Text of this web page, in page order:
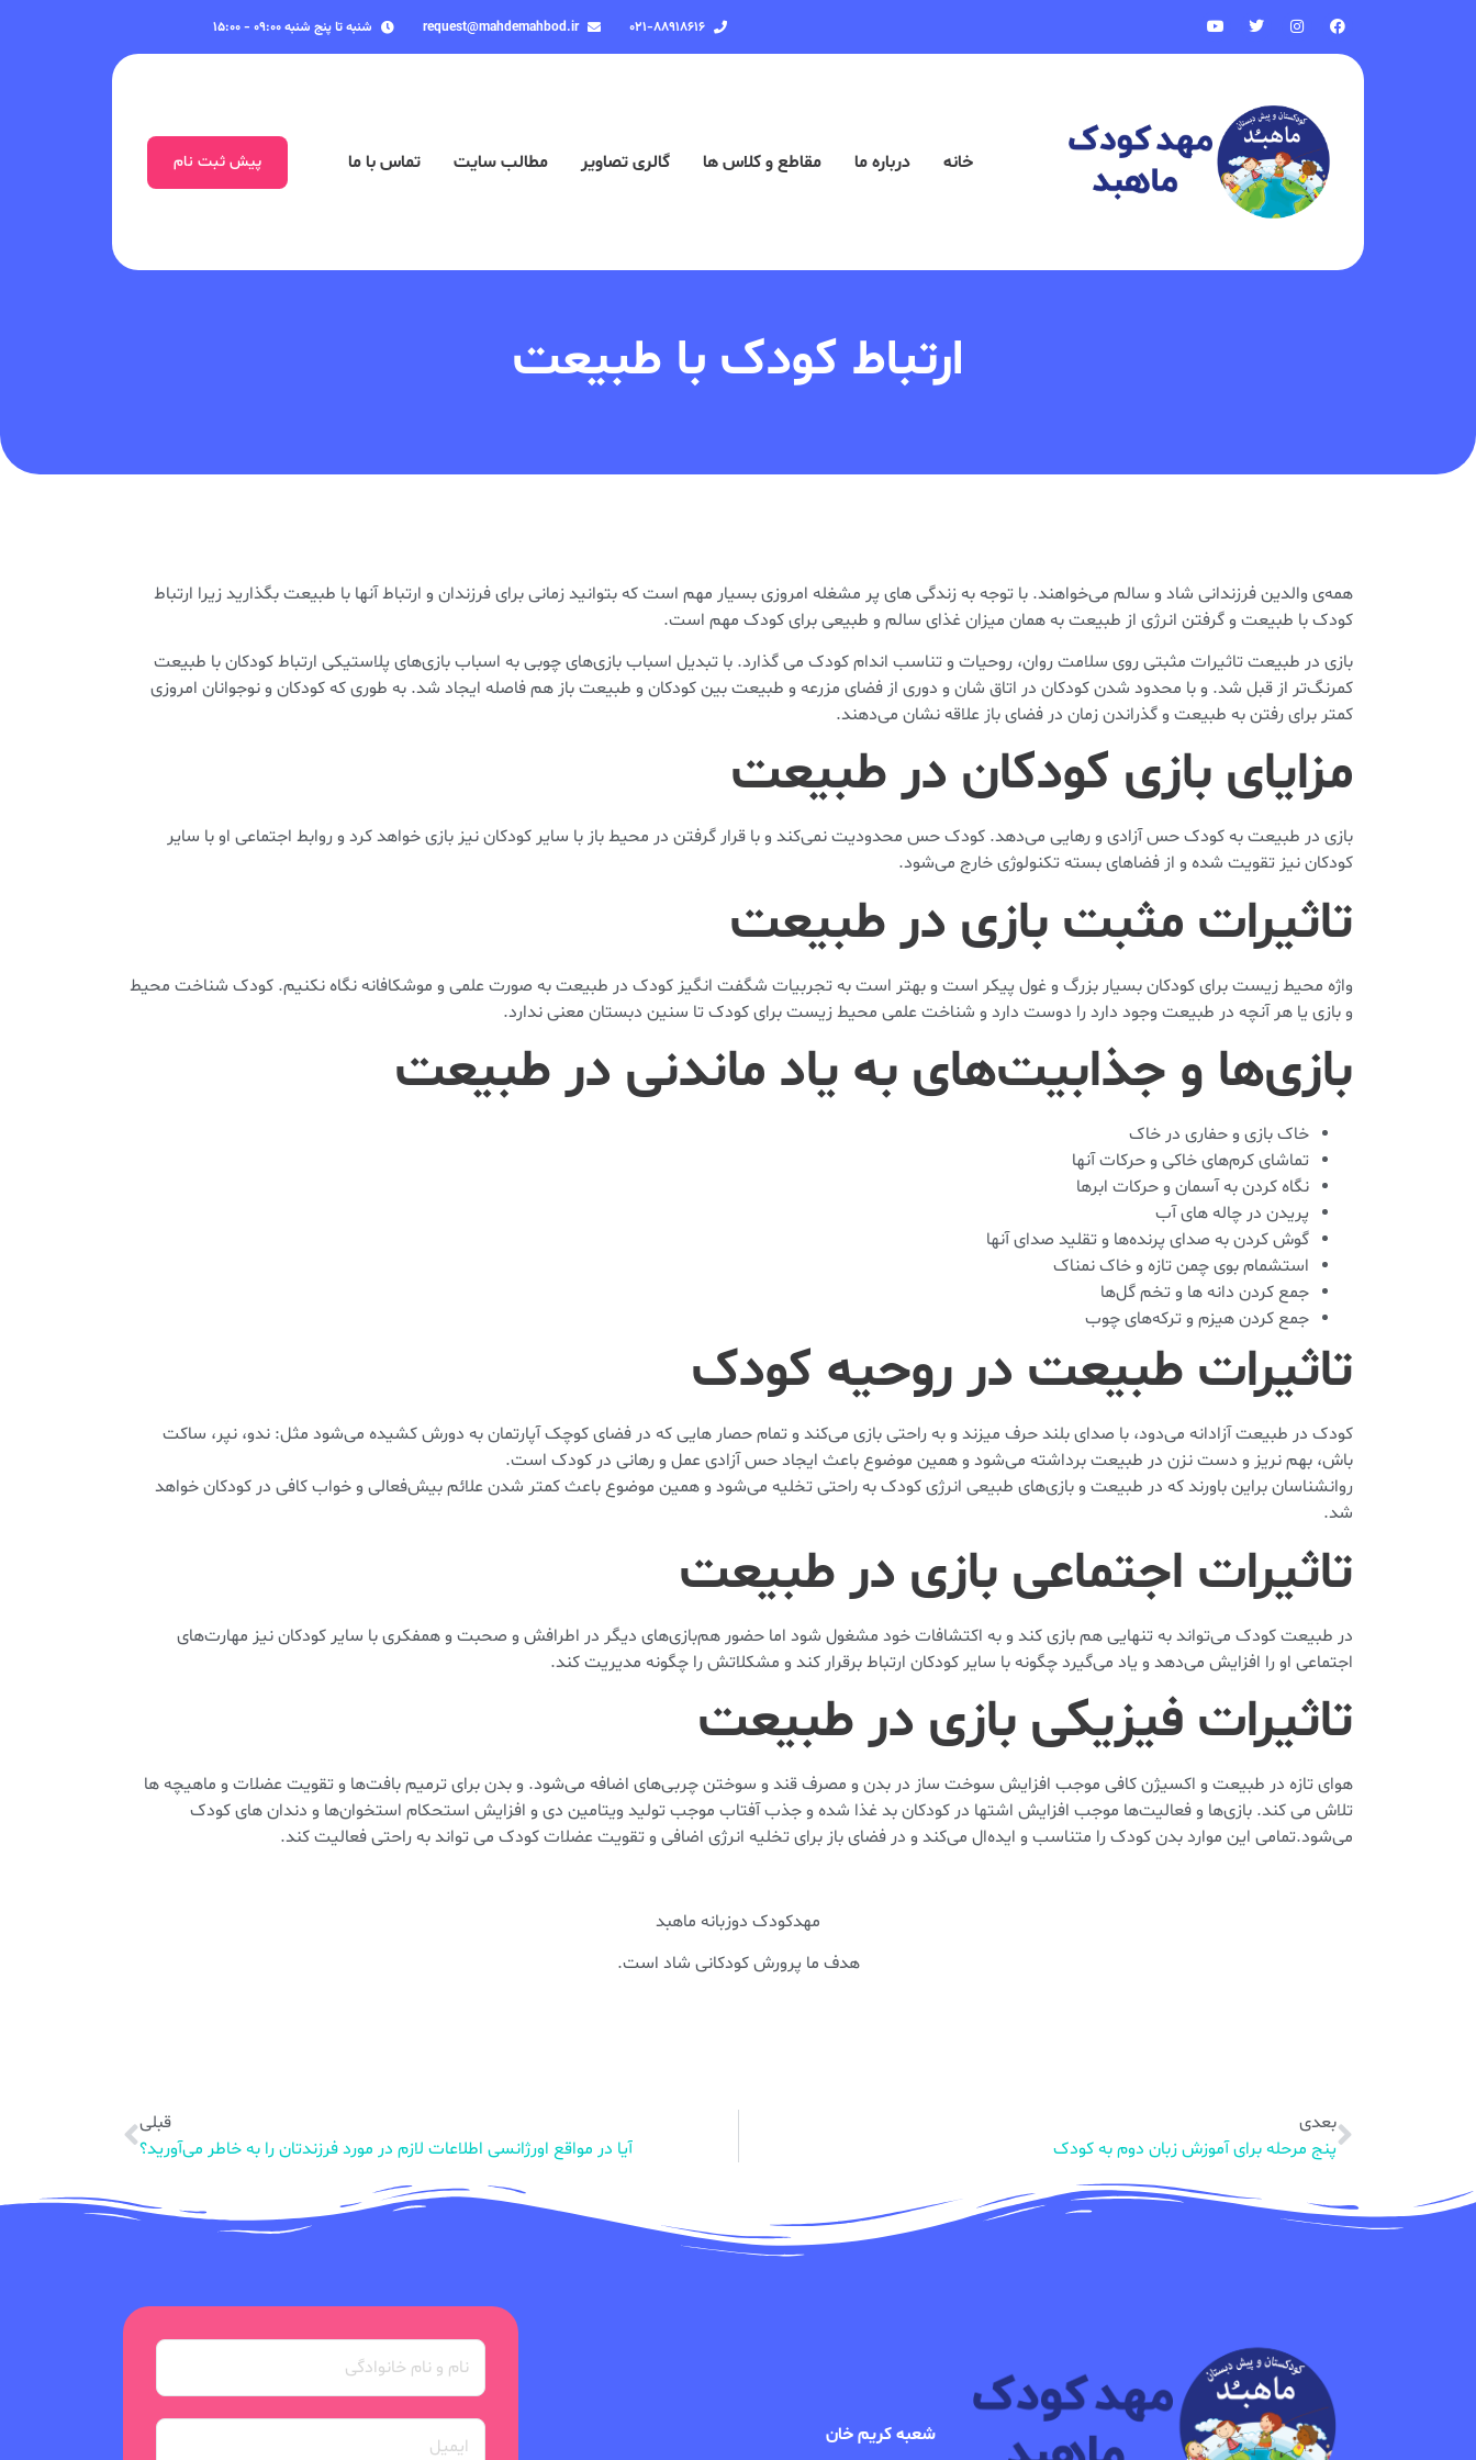
۰۲۱-۸۸۹۱۸۶۱۶ request@mahdemahbod.ir شنبه تا پنج شنبه ۰۹:۰۰ - ۱۵:۰۰
خانه درباره ما مقاطع و کلاس ها گالری تصاویر مطالب سایت تماس با ما پیش ثبت نام
ارتباط کودک با طبیعت
همه‌ی والدین فرزندانی شاد و سالم می‌خواهند. با توجه به زندگی های پر مشغله امروزی بسیار مهم است که بتوانید زمانی برای فرزندان و ارتباط آنها با طبیعت بگذارید زیرا ارتباط
کودک با طبیعت و گرفتن انرژی از طبیعت به همان میزان غذای سالم و طبیعی برای کودک مهم است.
بازی در طبیعت تاثیرات مثبتی روی سلامت روان، روحیات و تناسب اندام کودک می گذارد. با تبدیل اسباب بازی‌های چوبی به اسباب بازی‌های پلاستیکی ارتباط کودکان با طبیعت
کمرنگ‌تر از قبل شد. و با محدود شدن کودکان در اتاق شان و دوری از فضای مزرعه و طبیعت بین کودکان و طبیعت باز هم فاصله ایجاد شد. به طوری که کودکان و نوجوانان امروزی
کمتر برای رفتن به طبیعت و گذراندن زمان در فضای باز علاقه نشان می‌دهند.
مزایای بازی کودکان در طبیعت
بازی در طبیعت به کودک حس آزادی و رهایی می‌دهد. کودک حس محدودیت نمی‌کند و با قرار گرفتن در محیط باز با سایر کودکان نیز بازی خواهد کرد و روابط اجتماعی او با سایر
کودکان نیز تقویت شده و از فضاهای بسته تکنولوژی خارج می‌شود.
تاثیرات مثبت بازی در طبیعت
واژه محیط زیست برای کودکان بسیار بزرگ و غول پیکر است و بهتر است به تجربیات شگفت انگیز کودک در طبیعت به صورت علمی و موشکافانه نگاه نکنیم. کودک شناخت محیط
و بازی یا هر آنچه در طبیعت وجود دارد را دوست دارد و شناخت علمی محیط زیست برای کودک تا سنین دبستان معنی ندارد.
بازی‌ها و جذابیت‌های به یاد ماندنی در طبیعت
خاک بازی و حفاری در خاک
تماشای کرم‌های خاکی و حرکات آنها
نگاه کردن به آسمان و حرکات ابرها
پریدن در چاله های آب
گوش کردن به صدای پرنده‌ها و تقلید صدای آنها
استشمام بوی چمن تازه و خاک نمناک
جمع کردن دانه ها و تخم گل‌ها
جمع کردن هیزم و ترکه‌های چوب
تاثیرات طبیعت در روحیه کودک
کودک در طبیعت آزادانه می‌دود، با صدای بلند حرف میزند و به راحتی بازی می‌کند و تمام حصار هایی که در فضای کوچک آپارتمان به دورش کشیده می‌شود مثل: ندو، نپر، ساکت
باش، بهم نریز و دست نزن در طبیعت برداشته می‌شود و همین موضوع باعث ایجاد حس آزادی عمل و رهانی در کودک است.
روانشناسان براین باورند که در طبیعت و بازی‌های طبیعی انرژی کودک به راحتی تخلیه می‌شود و همین موضوع باعث کمتر شدن علائم بیش‌فعالی و خواب کافی در کودکان خواهد
شد.
تاثیرات اجتماعی بازی در طبیعت
در طبیعت کودک می‌تواند به تنهایی هم بازی کند و به اکتشافات خود مشغول شود اما حضور هم‌بازی‌های دیگر در اطرافش و صحبت و همفکری با سایر کودکان نیز مهارت‌های
اجتماعی او را افزایش می‌دهد و یاد می‌گیرد چگونه با سایر کودکان ارتباط برقرار کند و مشکلاتش را چگونه مدیریت کند.
تاثیرات فیزیکی بازی در طبیعت
هوای تازه در طبیعت و اکسیژن کافی موجب افزایش سوخت ساز در بدن و مصرف قند و سوختن چربی‌های اضافه می‌شود. و بدن برای ترمیم بافت‌ها و تقویت عضلات و ماهیچه ها
تلاش می کند. بازی‌ها و فعالیت‌ها موجب افزایش اشتها در کودکان بد غذا شده و جذب آفتاب موجب تولید ویتامین دی و افزایش استحکام استخوان‌ها و دندان های کودک
می‌شود.تمامی این موارد بدن کودک را متناسب و ایده‌ال می‌کند و در فضای باز برای تخلیه انرژی اضافی و تقویت عضلات کودک می تواند به راحتی فعالیت کند.
مهدکودک دوزبانه ماهبد
هدف ما پرورش کودکانی شاد است.
بعدی
پنج مرحله برای آموزش زبان دوم به کودک
قبلی
آیا در مواقع اورژانسی اطلاعات لازم در مورد فرزندتان را به خاطر می‌آورید؟
شعبه کریم خان